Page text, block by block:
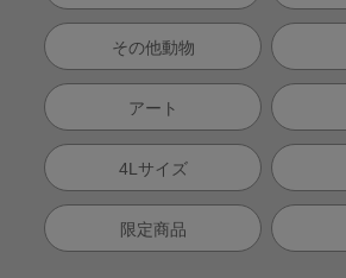
その他動物
アート
4Lサイズ
限定商品